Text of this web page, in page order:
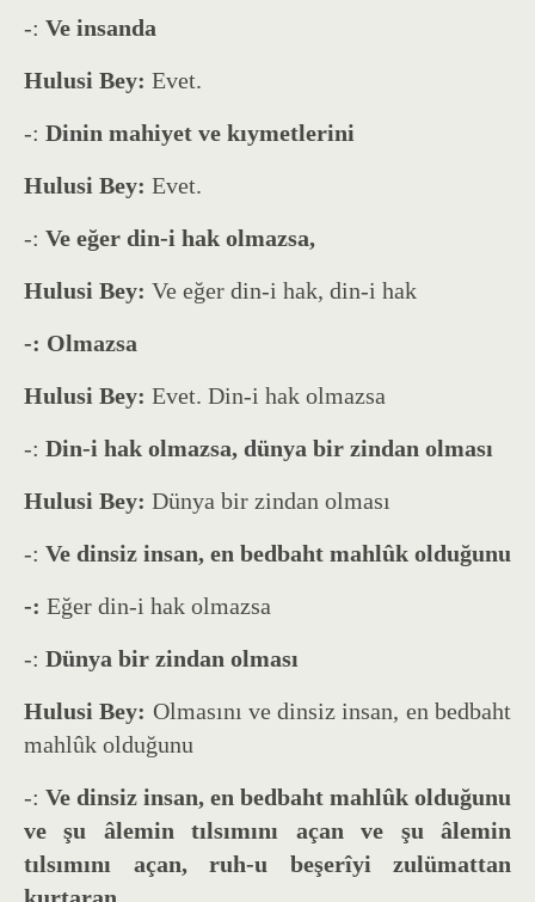
-: Ve insanda
Hulusi Bey: Evet.
-: Dinin mahiyet ve kıymetlerini
Hulusi Bey: Evet.
-: Ve eğer din-i hak olmazsa,
Hulusi Bey: Ve eğer din-i hak, din-i hak
-: Olmazsa
Hulusi Bey: Evet. Din-i hak olmazsa
-: Din-i hak olmazsa, dünya bir zindan olması
Hulusi Bey: Dünya bir zindan olması
-: Ve dinsiz insan, en bedbaht mahlûk olduğunu
-: Eğer din-i hak olmazsa
-: Dünya bir zindan olması
Hulusi Bey: Olmasını ve dinsiz insan, en bedbaht
mahlûk olduğunu
-: Ve dinsiz insan, en bedbaht mahlûk olduğunu
ve şu âlemin tılsımını açan ve şu âlemin
tılsımını açan, ruh-u beşerîyi zulümattan